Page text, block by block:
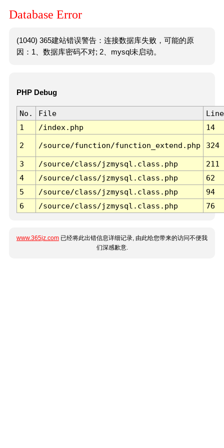
Database Error
(1040) 365建站错误警告：连接数据库失败，可能的原
因：1、数据库密码不对; 2、mysql未启动。
PHP Debug
No. File
Line
1
/index.php 14
2 /source/function/function_extend.php 324
3 /source/class/jzmysql.class.php
211
4
/source/class/jzmysql.class.php
62
5
/source/class/jzmysql.class.php
94
6
/source/class/jzmysql.class.php 76
www.365jz.com 已经将此出错信息详细记录, 由此给您带来的访问不便我
们深感歉意.